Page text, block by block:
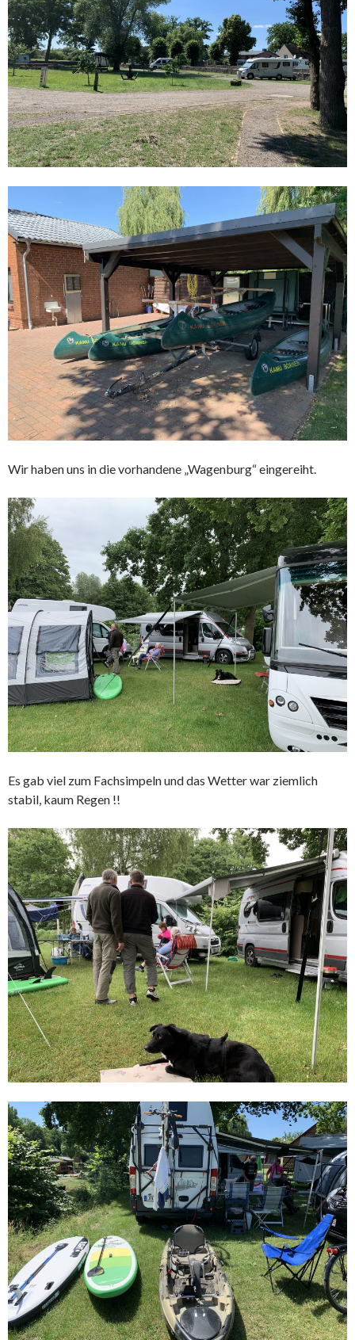
Wir haben uns in die vorhandene „Wagenburg“ eingereiht.
Es gab viel zum Fachsimpeln und das Wetter war ziemlich
stabil, kaum Regen !!